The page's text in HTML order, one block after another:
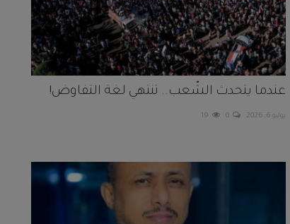
عندما يتحدث الشّعب.. تنتهي لغة التفاوض!
يوليو 6, 2026 0
19